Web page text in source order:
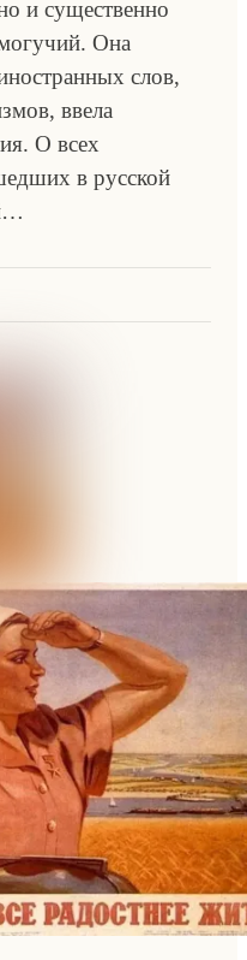
и существенно
Она
слов,
ввела
О всех
в русской